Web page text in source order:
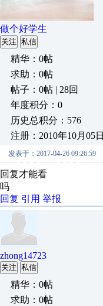
做个好学生
关注 私信
精华：0帖
求助：0帖
帖子：0帖 | 28回
年度积分：0
历史总积分：576
注册：2010年10月05日
发表于：2017-04-26 09:26:59
回复才能看
吗
回复 引用 举报
zhong14723
关注 私信
精华：0帖
求助：0帖